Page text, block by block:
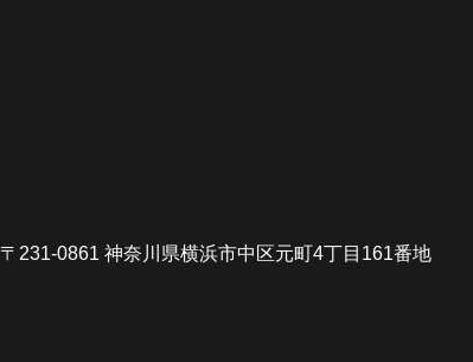
〒231-0861 神奈川県横浜市中区元町4丁目161番地